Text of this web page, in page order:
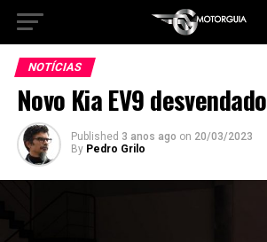
NOTÍCIAS
Novo Kia EV9 desvendado
Published 3 anos ago on 20/03/2023
By Pedro Grilo